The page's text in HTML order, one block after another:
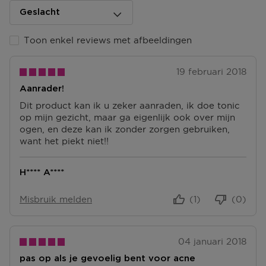
parfumvrij.
Retourneren
Terugsturen
dagen om deze (gedeeltelijk) terug te sturen of te
herroepen. Na de herroeping heb je dan nog eens 14
dagen de tijd om de producten te retourneren. Om
jouw bestelling te herroepen, kun je contact met ons
opnemen of gebruikmaken van een
Omruilen of terugbrengen in de winkel
een winkel bij jou in de buurt. Hiervoor hoef je geen
Ga naar meer info en FAQ’s over retourneren.
Geslacht
Toon enkel reviews met afbeeldingen
19 februari 2018
Aanrader!
Dit product kan ik u zeker aanraden, ik doe tonic
op mijn gezicht, maar ga eigenlijk ook over mijn
ogen, en deze kan ik zonder zorgen gebruiken,
want het piekt niet!!
H**** A****
Misbruik melden (0)
(1)
04 januari 2018
pas op als je gevoelig bent voor acne